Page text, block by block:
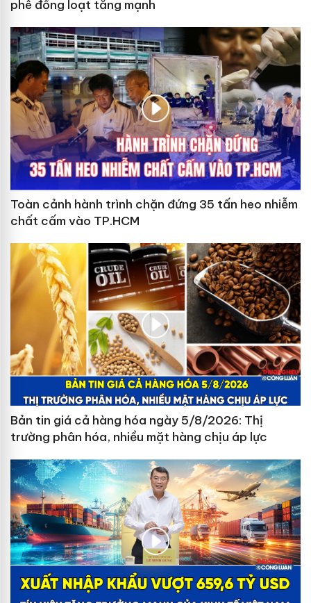
phê đồng loạt tăng mạnh
Toàn cảnh hành trình chặn đứng 35 tấn heo nhiễm
chất cấm vào TP.HCM
Bản tin giá cả hàng hóa ngày 5/8/2026: Thị
trường phân hóa, nhiều mặt hàng chịu áp lực